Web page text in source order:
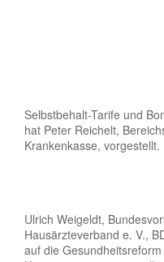
Selbstbehalt-Tarife und
hat Peter Reichelt,
Krankenkasse, vorgestellt.
Ulrich Weigeldt,
Hausärzteverband e. V.,
auf die